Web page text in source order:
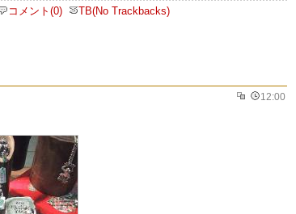
コメント(0) TB(No Trackbacks)
12:00